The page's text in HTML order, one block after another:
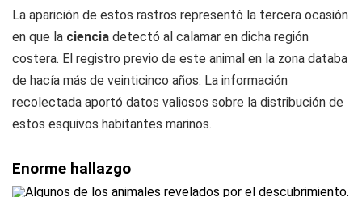
La aparición de estos rastros representó la tercera ocasión
en que la ciencia detectó al calamar en dicha región
costera. El registro previo de este animal en la zona databa
de hacía más de veinticinco años. La información
recolectada aportó datos valiosos sobre la distribución de
estos esquivos habitantes marinos.
Enorme hallazgo